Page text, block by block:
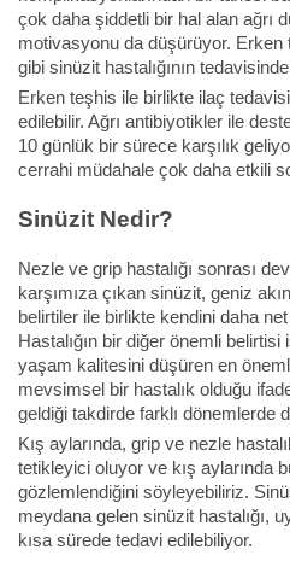
çok daha şiddetli bir hal alan ağrı
motivasyonu da düşürüyor. Erken
gibi sinüzit hastalığının
Erken teşhis ile birlikte ilaç
edilebilir. Ağrı antibiyotikler ile
10 günlük bir sürece karşılık
cerrahi müdahale çok daha etkili
Sinüzit Nedir?
Nezle ve grip hastalığı sonrası
karşımıza çıkan sinüzit, geniz
belirtiler ile birlikte kendini daha
Hastalığın bir diğer önemli belirtisi
yaşam kalitesini düşüren en
mevsimsel bir hastalık olduğu
geldiği takdirde farklı dönemlerde
Kış aylarında, grip ve nezle
tetikleyici oluyor ve kış aylarında
gözlemlendiğini söyleyebiliriz.
meydana gelen sinüzit hastalığı,
kısa sürede tedavi edilebiliyor.